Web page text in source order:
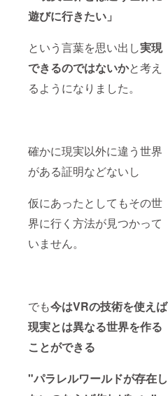
遊びに行きたい」
という言葉を思い出し実現
できるのではないかと考え
るようになりました。
確かに現実以外に違う世界
がある証明などないし
仮にあったとしてもその世
界に行く方法が見つかって
いません。
でも今はVRの技術を使えば
現実とは異なる世界を作る
ことができる
"パラレルワールドが存在し